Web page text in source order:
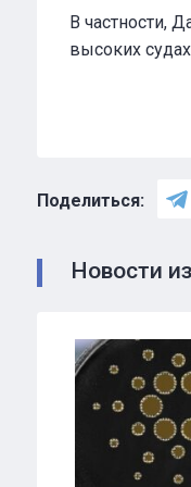
В частности,
высоких
Поделиться:
Новости